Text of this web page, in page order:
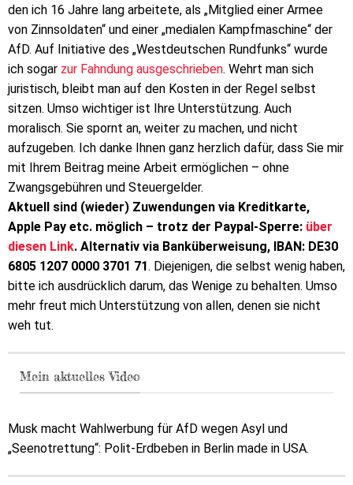
den ich 16 Jahre lang arbeitete, als „Mitglied einer Armee
von Zinn­soldaten“ und einer „medialen Kampf­maschine“ der
AfD. Auf Initiative des „Westdeutschen Rundfunks“ wurde
ich sogar zur Fahndung ausgeschrieben. Wehrt man sich
juristisch, bleibt man auf den Kosten in der Regel selbst
sitzen. Umso wichtiger ist Ihre Unterstützung. Auch
moralisch. Sie spornt an, weiter zu machen, und nicht
aufzugeben. Ich danke Ihnen ganz herzlich dafür, dass Sie mir
mit Ihrem Beitrag meine Arbeit ermöglichen – ohne
Zwangsgebühren und Steuergelder.
Aktuell sind (wieder) Zuwendungen via Kreditkarte,
Apple Pay etc. möglich – trotz der Paypal-Sperre: über
diesen Link. Alternativ via Banküberweisung, IBAN: DE30
6805 1207 0000 3701 71. Diejenigen, die selbst wenig haben,
bitte ich ausdrücklich darum, das Wenige zu behalten. Umso
mehr freut mich Unterstützung von allen, denen sie nicht
weh tut.
Mein aktuelles Video
Musk macht Wahlwerbung für AfD wegen Asyl und
„Seenotrettung“: Polit-Erdbeben in Berlin made in USA.